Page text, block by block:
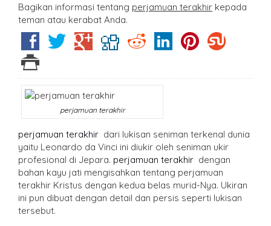
Bagikan informasi tentang perjamuan terakhir kepada
teman atau kerabat Anda.
perjamuan terakhir
perjamuan terakhir dari lukisan seniman terkenal dunia
yaitu Leonardo da Vinci ini diukir oleh seniman ukir
profesional di Jepara. perjamuan terakhir dengan
bahan kayu jati mengisahkan tentang perjamuan
terakhir Kristus dengan kedua belas murid-Nya. Ukiran
ini pun dibuat dengan detail dan persis seperti lukisan
tersebut.